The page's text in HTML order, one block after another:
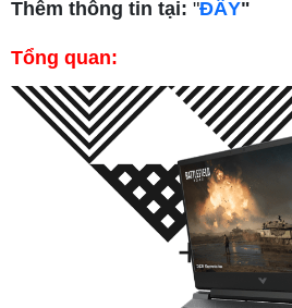
Thêm thông tin tại: "ĐÂY"
Tổng quan: